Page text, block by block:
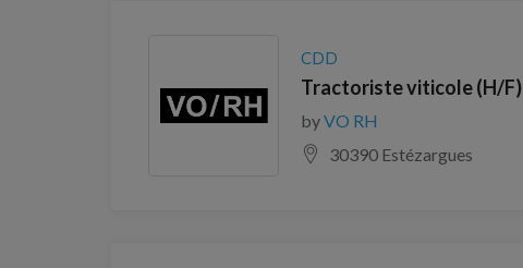
CDD
Tractoriste viticole (H/F)
byVO RH
30390 Estézargues